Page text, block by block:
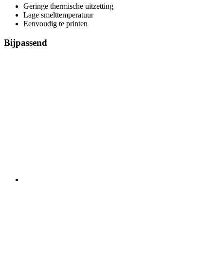
Geringe thermische uitzetting
Lage smelttemperatuur
Eenvoudig te printen
Bijpassend